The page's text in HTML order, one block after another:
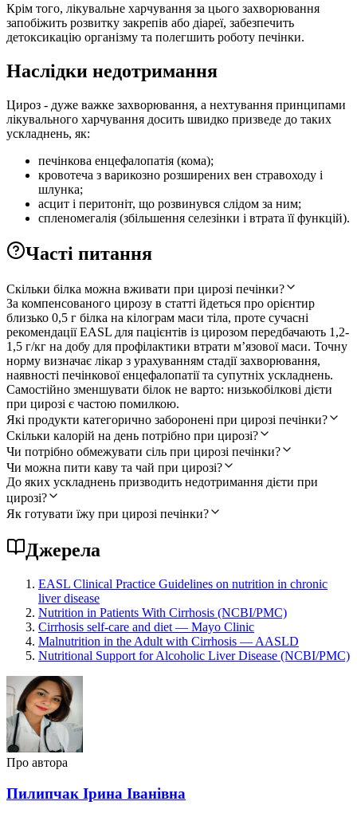
Крім того, лікувальне харчування за цього захворювання
запобіжить розвитку закрепів або діареї, забезпечить
детоксикацію організму та полегшить роботу печінки.
Наслідки недотримання
Цироз - дуже важке захворювання, а нехтування принципами
лікувального харчування досить швидко призведе до таких
ускладнень, як:
печінкова енцефалопатія (кома);
кровотеча з варикозно розширених вен стравоходу і
шлунка;
асцит і перитоніт, що розвинувся слідом за ним;
спленомегалія (збільшення селезінки і втрата її функцій).
Часті питання
Скільки білка можна вживати при цирозі печінки?
За компенсованого цирозу в статті йдеться про орієнтир
близько 0,5 г білка на кілограм маси тіла, проте сучасні
рекомендації EASL для пацієнтів із цирозом передбачають 1,2-
1,5 г/кг на добу для профілактики втрати мʼязової маси. Точну
норму визначає лікар з урахуванням стадії захворювання,
наявності печінкової енцефалопатії та супутніх ускладнень.
Самостійно зменшувати білок не варто: низькобілкові дієти
при цирозі є частою помилкою.
Які продукти категорично заборонені при цирозі печінки?
Скільки калорій на день потрібно при цирозі?
Чи потрібно обмежувати сіль при цирозі печінки?
Чи можна пити каву та чай при цирозі?
До яких ускладнень призводить недотримання дієти при
цирозі?
Як готувати їжу при цирозі печінки?
Джерела
EASL Clinical Practice Guidelines on nutrition in chronic
liver disease
Nutrition in Patients With Cirrhosis (NCBI/PMC)
Cirrhosis self-care and diet — Mayo Clinic
Malnutrition in the Adult with Cirrhosis — AASLD
Nutritional Support for Alcoholic Liver Disease (NCBI/PMC)
Про автора
Пилипчак Ірина Іванівна